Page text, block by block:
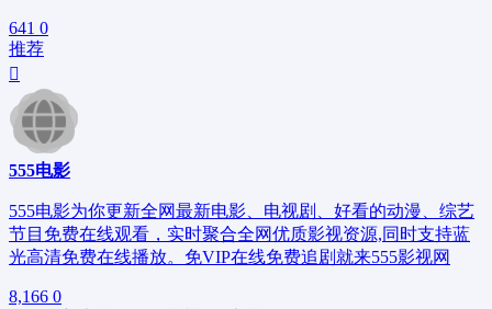
641 0
推荐
555电影
555电影为你更新全网最新电影、电视剧、好看的动漫、综艺
节目免费在线观看，实时聚合全网优质影视资源,同时支持蓝
光高清免费在线播放。免VIP在线免费追剧就来555影视网
8,166 0